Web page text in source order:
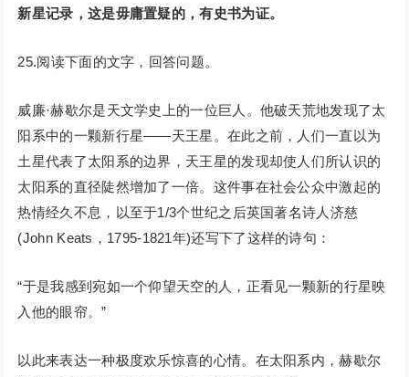
新星记录，这是毋庸置疑的，有史书为证。
25.阅读下面的文字，回答问题。
威廉·赫歇尔是天文学史上的一位巨人。他破天荒地发现了太
阳系中的一颗新行星——天王星。在此之前，人们一直以为
土星代表了太阳系的边界，天王星的发现却使人们所认识的
太阳系的直径陡然增加了一倍。这件事在社会公众中激起的
热情经久不息，以至于1/3个世纪之后英国著名诗人济慈
(John Keats，1795-1821年)还写下了这样的诗句：
“于是我感到宛如一个仰望天空的人，正看见一颗新的行星映
入他的眼帘。”
以此来表达一种极度欢乐惊喜的心情。在太阳系内，赫歇尔